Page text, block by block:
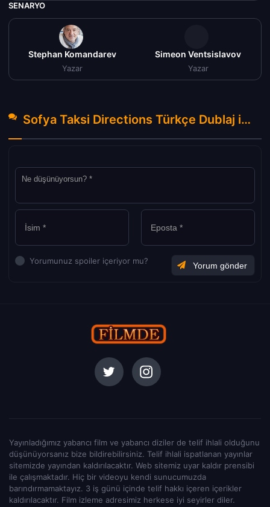
SENARYO
Stephan Komandarev
Yazar
Simeon Ventsislavov
Yazar
Sofya Taksi Directions Türkçe Dublaj izle (2017) Hakkında Yorumlar
Yorumunuz spoiler içeriyor mu?
Yayınladığımız yabancı film ve yabancı diziler de telif ihlali olduğunu
düşünüyorsanız bize bildirebilirsiniz. Telif ihlali ispatlanan yayınlar
sitemizde yayından kaldırılacaktır. Web sitemiz uyar kaldır prensibi
ile çalışmaktadır. Hiç bir videoyu kendi sunucumuzda
barındırmamaktayız. 3 iş günü içinde telif hakkı içeren içerikler
kaldırılacaktır. Film izleme adresimiz herkese iyi seyirler diler.